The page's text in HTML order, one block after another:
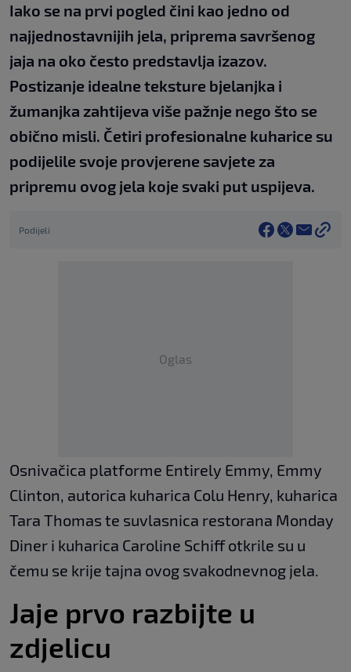
Iako se na prvi pogled čini kao jedno od
najjednostavnijih jela, priprema savršenog
jaja na oko često predstavlja izazov.
Postizanje idealne teksture bjelanjka i
žumanjka zahtijeva više pažnje nego što se
obično misli. Četiri profesionalne kuharice su
podijelile svoje provjerene savjete za
pripremu ovog jela koje svaki put uspijeva.
Podijeli
Oglas
Osnivačica platforme Entirely Emmy, Emmy
Clinton, autorica kuharica Colu Henry, kuharica
Tara Thomas te suvlasnica restorana Monday
Diner i kuharica Caroline Schiff otkrile su u
čemu se krije tajna ovog svakodnevnog jela.
Jaje prvo razbijte u
zdjelicu